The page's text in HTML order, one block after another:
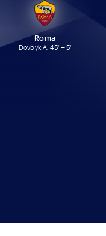
Roma
Dovbyk A. 45' + 5'